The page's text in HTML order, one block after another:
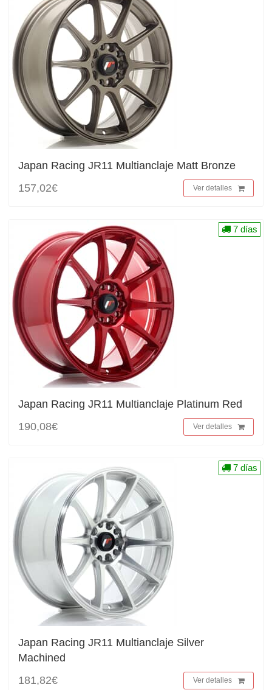
Japan Racing JR11 Multianclaje Matt Bronze
157,02€
Ver detalles
Japan Racing JR11 Multianclaje Platinum Red
190,08€
Ver detalles
7 días
Japan Racing JR11 Multianclaje Silver
Machined
181,82€
Ver detalles
7 días